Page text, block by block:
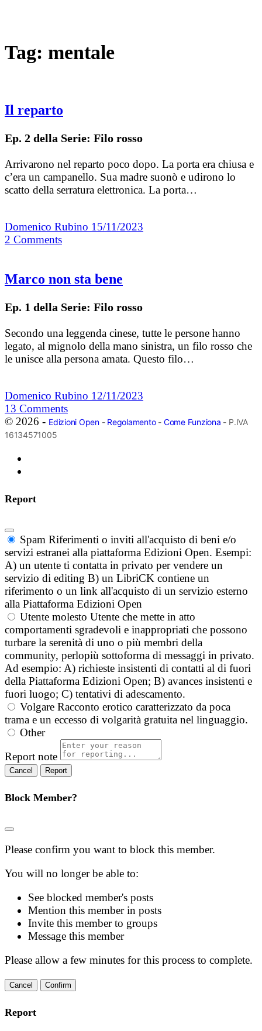
Tag: mentale
Il reparto
Ep. 2 della Serie: Filo rosso
Arrivarono nel reparto poco dopo. La porta era chiusa e
c’era un campanello. Sua madre suonò e udirono lo
scatto della serratura elettronica. La porta…
Domenico Rubino 15/11/2023
2 Comments
Marco non sta bene
Ep. 1 della Serie: Filo rosso
Secondo una leggenda cinese, tutte le persone hanno
legato, al mignolo della mano sinistra, un filo rosso che
le unisce alla persona amata. Questo filo…
Domenico Rubino 12/11/2023
13 Comments
© 2026 - Edizioni Open- Regolamento- Come Funziona - P.IVA
16134571005
Report
Spam Riferimenti o inviti all'acquisto di beni e/o
servizi estranei alla piattaforma Edizioni Open. Esempi:
A) un utente ti contatta in privato per vendere un
servizio di editing B) un LibriCK contiene un
riferimento o un link all'acquisto di un servizio esterno
alla Piattaforma Edizioni Open
Utente molesto Utente che mette in atto
comportamenti sgradevoli e inappropriati che possono
turbare la serenità di uno o più membri della
community, perlopiù sottoforma di messaggi in privato.
Ad esempio: A) richieste insistenti di contatti al di fuori
della Piattaforma Edizioni Open; B) avances insistenti e
fuori luogo; C) tentativi di adescamento.
Volgare Racconto erotico caratterizzato da poca
trama e un eccesso di volgarità gratuita nel linguaggio.
Other
Report note
Report
Block Member?
Please confirm you want to block this member.
You will no longer be able to:
See blocked member's posts
Mention this member in posts
Invite this member to groups
Message this member
Please allow a few minutes for this process to complete.
Confirm
Report